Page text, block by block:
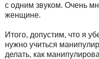
с одним звуком. Очень
женщине.
Итого, допустим, что я
нужно учиться
делать, как